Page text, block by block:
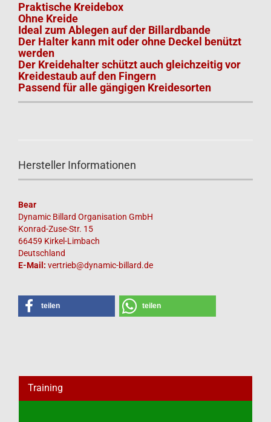
Praktische Kreidebox
Ohne Kreide
Ideal zum Ablegen auf der Billardbande
Der Halter kann mit oder ohne Deckel benützt
werden
Der Kreidehalter schützt auch gleichzeitig vor
Kreidestaub auf den Fingern
Passend für alle gängigen Kreidesorten
Hersteller Informationen
Bear
Dynamic Billard Organisation GmbH
Konrad-Zuse-Str. 15
66459 Kirkel-Limbach
Deutschland
E-Mail: vertrieb@dynamic-billard.de
teilen teilen
Training